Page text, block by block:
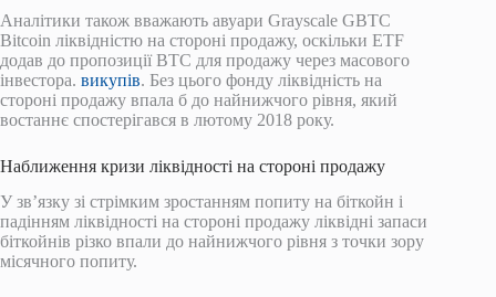
Аналітики також вважають авуари Grayscale GBTC
Bitcoin ліквідністю на стороні продажу, оскільки ETF
додав до пропозиції BTC для продажу через масового
інвестора. викупів. Без цього фонду ліквідність на
стороні продажу впала б до найнижчого рівня, який
востаннє спостерігався в лютому 2018 року.
Наближення кризи ліквідності на стороні продажу
У зв’язку зі стрімким зростанням попиту на біткойн і
падінням ліквідності на стороні продажу ліквідні запаси
біткойнів різко впали до найнижчого рівня з точки зору
місячного попиту.